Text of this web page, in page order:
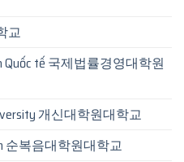
교
Quốc tế 국제법률경영대학원
개신대학원대학교
순복음대학원대학교